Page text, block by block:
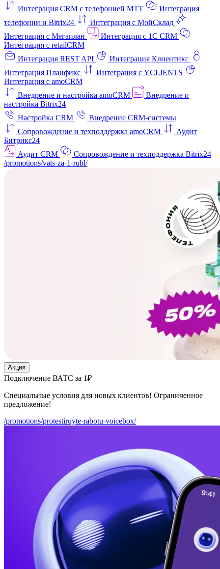
Интеграция CRM с телефонией МТТ
Интеграция
телефонии и Bitrix24
Интеграция с МойСклад
Интеграция с Мегаплан
Интеграция с 1C CRM
Интеграция с retailCRM
Интеграция REST API
Интеграция Клиентикс
Интеграция Планфикс
Интеграция с YCLIENTS
Интеграция с amoCRM
Внедрение и настройка amoCRM
Внедрение и
настройка Bitrix24
Настройка CRM
Внедрение CRM-системы
Сопровождение и техподдержка amoCRM
Аудит
Битрикс24
Аудит CRM
Сопровождение и техподдержка Bitrix24
/promotions/vats-za-1-rubl/
Акция
Подключение ВАТС за 1₽
Специальные условия для новых клиентов! Ограниченное
предложение!
/promotions/protestiruyte-rabotu-voicebox/